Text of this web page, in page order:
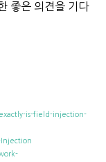
좋은 의견을 기다
is-field-injection-